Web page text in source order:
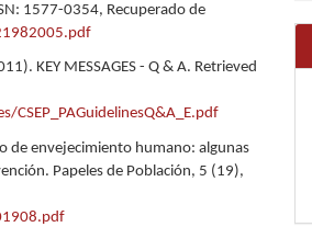
1577-0354, Recuperado de
KEY MESSAGES - Q & A. Retrieved
de envejecimiento humano: algunas
Papeles de Población, 5 (19),